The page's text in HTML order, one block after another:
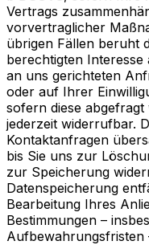
Vertrags
vorvertraglicher
übrigen Fällen beruht
berechtigten
an uns gerichteten
oder auf Ihrer
sofern diese abgefragt
jederzeit widerrufbar.
Kontaktanfragen
bis Sie uns zur
zur Speicherung
Datenspeicherung
Bearbeitung Ihres
Bestimmungen –
Aufbewahrungsfristen